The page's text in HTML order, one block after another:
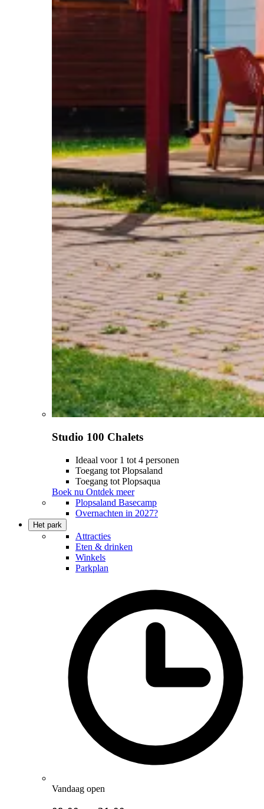
Studio 100 Chalets
Ideaal voor 1 tot 4 personen
Toegang tot Plopsaland
Toegang tot Plopsaqua
Boek nu Ontdek meer
Plopsaland Basecamp
Overnachten in 2027?
Het park
Attracties
Eten & drinken
Winkels
Parkplan
Vandaag open